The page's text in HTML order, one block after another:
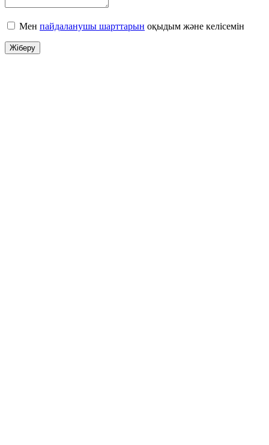
Мен пайдаланушы шарттарын оқыдым және келісемін
Жіберу